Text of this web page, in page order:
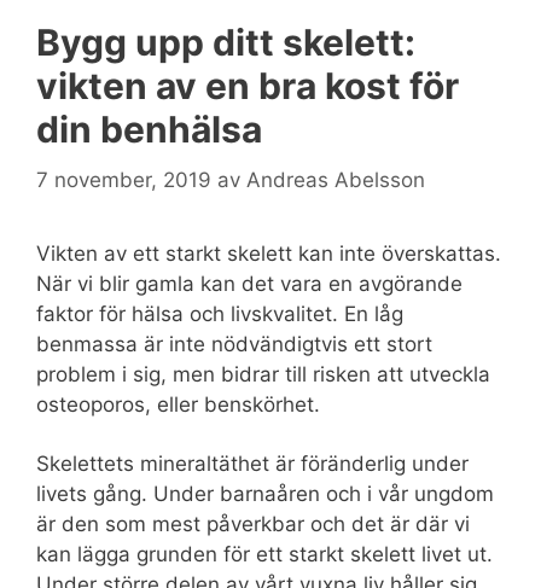
Bygg upp ditt skelett:
vikten av en bra kost för
din benhälsa
7 november, 2019 av Andreas Abelsson
Vikten av ett starkt skelett kan inte överskattas.
När vi blir gamla kan det vara en avgörande
faktor för hälsa och livskvalitet. En låg
benmassa är inte nödvändigtvis ett stort
problem i sig, men bidrar till risken att utveckla
osteoporos, eller benskörhet.
Skelettets mineraltäthet är föränderlig under
livets gång. Under barnaåren och i vår ungdom
är den som mest påverkbar och det är där vi
kan lägga grunden för ett starkt skelett livet ut.